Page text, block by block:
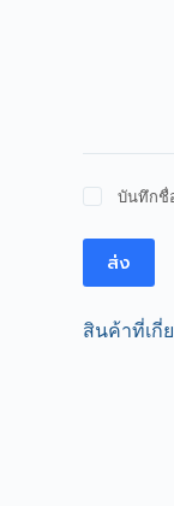
บันทึกชื่
ส่ง
สินค้าที่เกี่